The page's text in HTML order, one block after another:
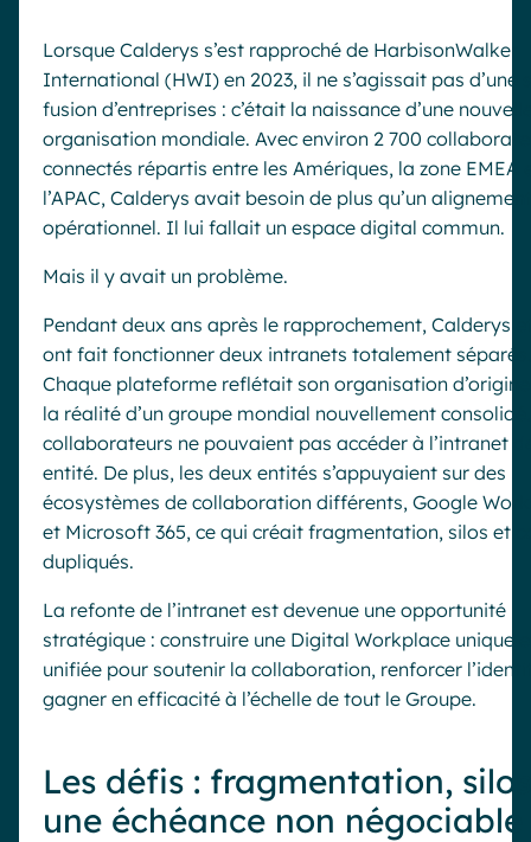
Lorsque Calderys s’est rapproché de HarbisonWalker
International (HWI) en 2023, il ne s’agissait pas d’une
fusion d’entreprises : c’était la naissance d’une
organisation mondiale. Avec environ 2 700
connectés répartis entre les Amériques, la zone EMEA
l’APAC, Calderys avait besoin de plus qu’un alignement
opérationnel. Il lui fallait un espace digital commun.
Mais il y avait un problème.
Pendant deux ans après le rapprochement, Calderys
ont fait fonctionner deux intranets totalement séparés.
Chaque plateforme reflétait son organisation
la réalité d’un groupe mondial nouvellement
collaborateurs ne pouvaient pas accéder à l’intranet
entité. De plus, les deux entités s’appuyaient sur des
écosystèmes de collaboration différents, Google
et Microsoft 365, ce qui créait fragmentation, silos et
dupliqués.
La refonte de l’intranet est devenue une opportunité
stratégique : construire une Digital Workplace unique
unifiée pour soutenir la collaboration, renforcer
gagner en efficacité à l’échelle de tout le Groupe.
Les défis : fragmentation,
une échéance non négociable